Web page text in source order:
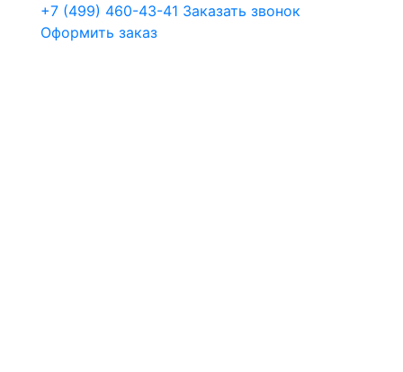
+7 (499) 460-43-41 Заказать звонок
Оформить заказ